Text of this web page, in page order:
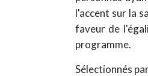
l'accent sur la
faveur de
programme.
Sélectionnés